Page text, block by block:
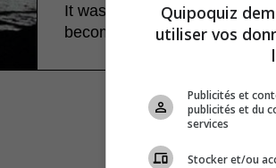
It was on July 20, 1969, that
becoming the first man to set
Quipoquiz
utiliser vos
Publicités et
publicités et du
services
Stocker et/ou